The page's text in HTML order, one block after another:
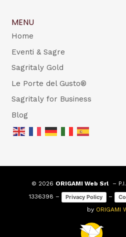
MENU
Home
Eventi & Sagre
Sagritaly Gold
Le Porte del Gusto®
Sagritaly for Business
Blog
© 2026 ORIGAMI Web Srl– P.I.
1336398 –
Privacy Policy –
by ORIGAMI